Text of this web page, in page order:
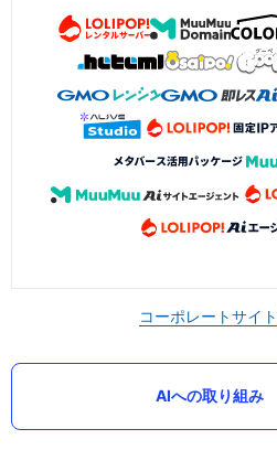
コーポレートサイト
AIへの取り組み